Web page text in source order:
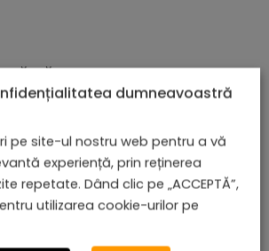
dumneavoastră
pe site-ul nostru web pentru a vă
experiență, prin reținerea
repetate. Dând clic pe „ACCEPTĂ”,
utilizarea cookie-urilor pe